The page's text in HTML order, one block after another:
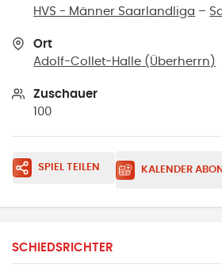
HVS - Männer Saarlandliga –
Ort
Adolf-Collet-Halle ( Überherrn )
Zuschauer
100
SPIEL TEILEN KALENDER
SCHIEDSRICHTER